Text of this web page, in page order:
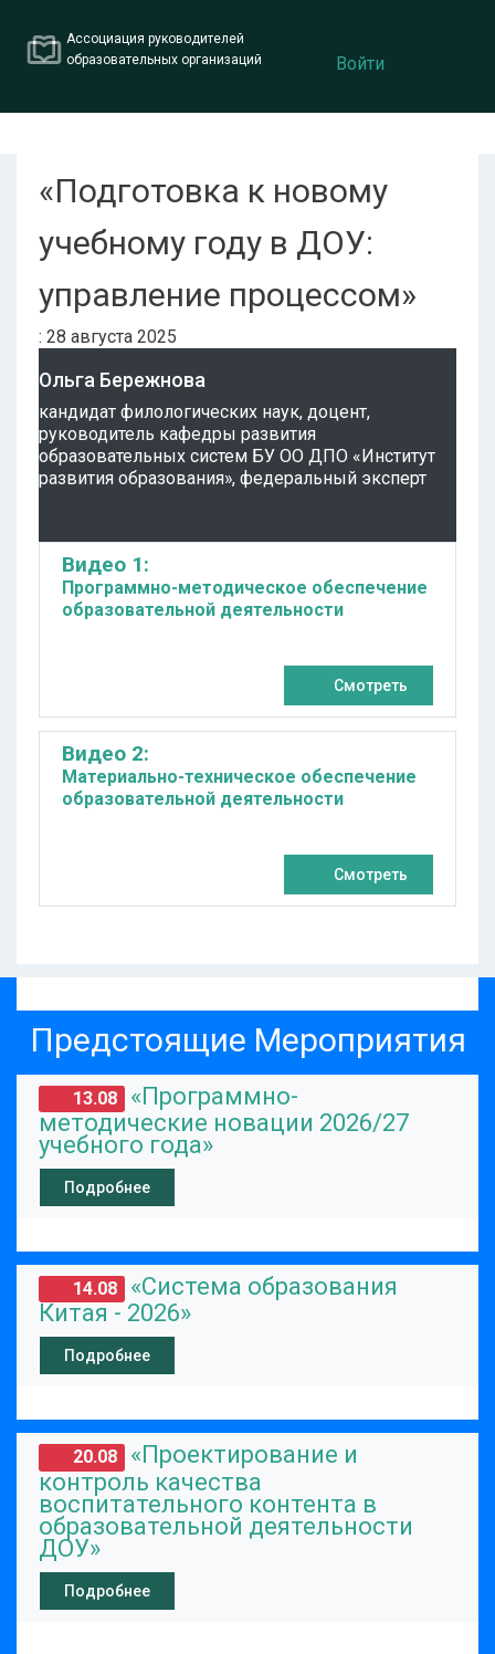
Ассоциация руководителей
образовательных организаций
Войти
«Подготовка к новому
учебному году в ДОУ:
управление процессом»
: 28 августа 2025
Ольга Бережнова
кандидат филологических наук, доцент,
руководитель кафедры развития
образовательных систем БУ ОО ДПО «Институт
развития образования», федеральный эксперт
Видео 1:
Программно-методическое обеспечение
образовательной деятельности
Смотреть
Видео 2:
Материально-техническое обеспечение
образовательной деятельности
Смотреть
Предстоящие Мероприятия
13.08 «Программно-
методические новации 2026/27
учебного года»
Подробнее
14.08 «Система образования
Китая - 2026»
Подробнее
20.08 «Проектирование и
контроль качества
воспитательного контента в
образовательной деятельности
ДОУ»
Подробнее